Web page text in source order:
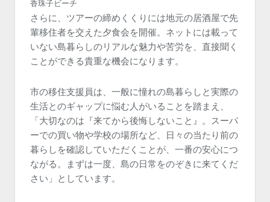
香珠子ビーチ
さらに、ツアーの締めくくりには地元の居酒屋で先
輩移住者を交えた夕食会を開催。ネットには載って
いない島暮らしのリアルな魅力や苦労を、直接聞く
ことができる貴重な機会になります。
市の移住支援員は、一般に憧れの島暮らしと実際の
生活とのギャップに悩む人がいることを踏まえ、
「大切なのは『来てから後悔しないこと』。スーパ
ーでの買い物や学校の場所など、日々の当たり前の
暮らしを確認していただくことが、一番の安心につ
ながる。まずは一度、島の日常をのぞきに来てくだ
さい」としています。